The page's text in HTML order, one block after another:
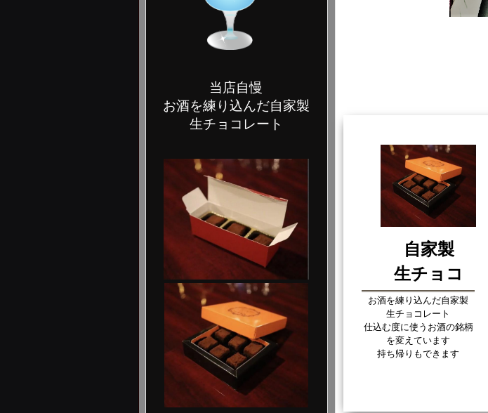
当店自慢
お酒を練り込んだ自家製
生チョコレート
自家製
生チョコ
お酒を練り込んだ自家製
生チョコレート
仕込む度に使うお酒の銘柄
を変えています
持ち帰りもできます